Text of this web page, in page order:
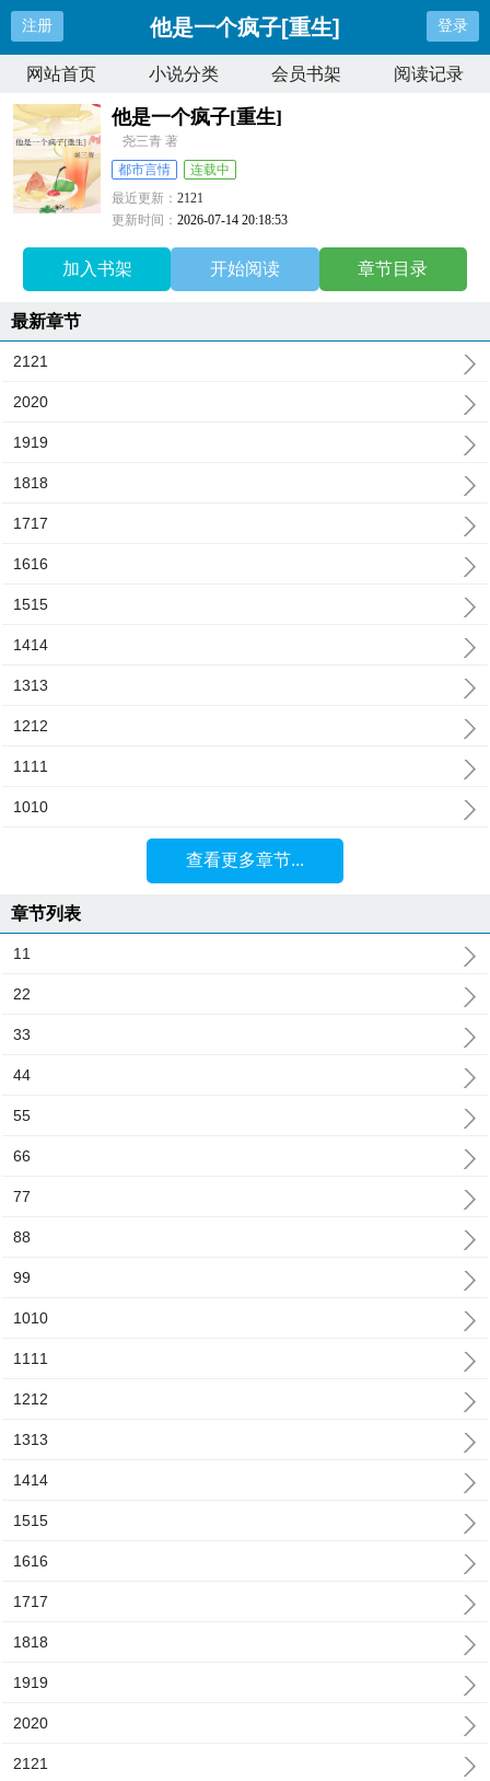
注册 他是一个疯子[重生] 登录
网站首页 小说分类 会员书架 阅读记录
他是一个疯子[重生]
尧三青 著
都市言情
连载中
最近更新：2121
更新时间：2026-07-14 20:18:53
加入书架 开始阅读 章节目录
最新章节
2121
2020
1919
1818
1717
1616
1515
1414
1313
1212
1111
1010
查看更多章节...
章节列表
11
22
33
44
55
66
77
88
99
1010
1111
1212
1313
1414
1515
1616
1717
1818
1919
2020
2121